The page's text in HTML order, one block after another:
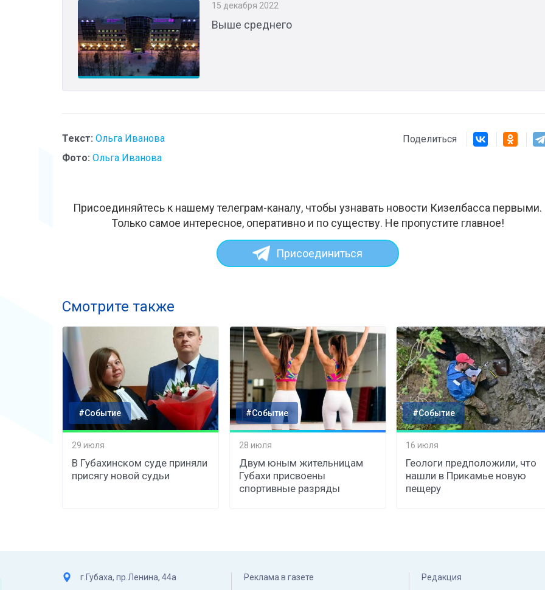
15 декабря 2022
Выше среднего
Текст: Ольга Иванова
Фото: Ольга Иванова
Поделиться
Присоединяйтесь к нашему телеграм-каналу, чтобы узнавать новости Кизелбасса первыми.
Только самое интересное, оперативно и по существу. Не пропустите главное!
Присоединиться
Смотрите также
#Событие
29 июля
В Губахинском суде приняли
присягу новой судьи
#Событие
28 июля
Двум юным жительницам
Губахи присвоены
спортивные разряды
#Событие
16 июля
Геологи предположили, что
нашли в Прикамье новую
пещеру
г.Губаха, пр.Ленина, 44а Реклама в газете Редакция